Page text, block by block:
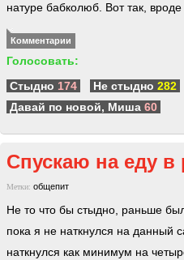
натуре бабколюб. Вот так,
Комментарии
Голосовать:
Стыдно 174 Не стыдно 282
Давай по новой, Миша 60
Спускаю на еду в
Метки: общепит
Не то что бы стыдно, раньше
пока я не наткнулся на данный
наткнулся как минимум на